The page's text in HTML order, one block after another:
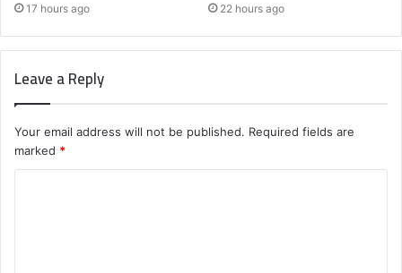
17 hours ago 22 hours ago
Leave a Reply
Your email address will not be published. Required fields are
marked *